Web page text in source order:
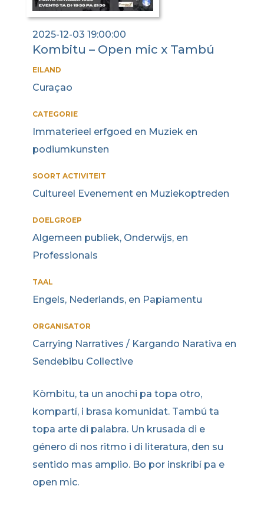
2025-12-03 19:00:00
Kombitu – Open mic x Tambú
EILAND
Curaçao
CATEGORIE
Immaterieel erfgoed en Muziek en
podiumkunsten
SOORT ACTIVITEIT
Cultureel Evenement en Muziekoptreden
DOELGROEP
Algemeen publiek, Onderwijs, en
Professionals
TAAL
Engels, Nederlands, en Papiamentu
ORGANISATOR
Carrying Narratives / Kargando Narativa en
Sendebibu Collective
Kòmbitu, ta un anochi pa topa otro,
kompartí, i brasa komunidat. Tambú ta
topa arte di palabra. Un krusada di e
género di nos ritmo i di literatura, den su
sentido mas amplio. Bo por inskribí pa e
open mic.